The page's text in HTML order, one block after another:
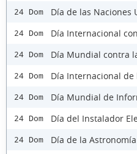
24 Dom Día de las Naciones
24 Dom Día Internacional
24 Dom Día Mundial contra
24 Dom Día Internacional de
24 Dom Día Mundial de
24 Dom Día del Instalador
24 Dom Día de la